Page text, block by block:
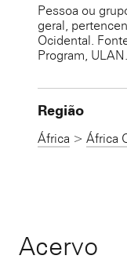
Pessoa ou
geral,
Ocidental.
Program,
Região
África > África
Acervo